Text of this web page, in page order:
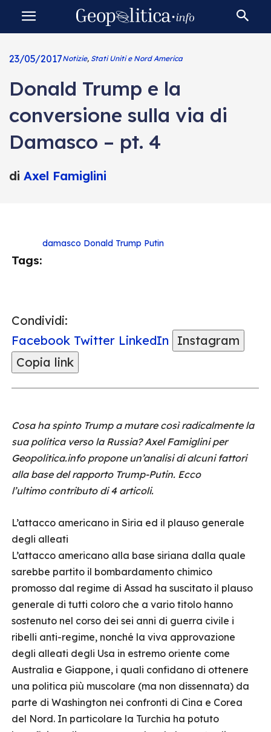
23/05/2017Notizie, Stati Uniti e Nord America
Donald Trump e la
conversione sulla via di
Damasco – pt. 4
di Axel Famiglini
Tags:
damasco Donald Trump Putin
Condividi:
Facebook Twitter LinkedIn
Instagram
Copia link
Cosa ha spinto Trump a mutare così radicalmente la
sua politica verso la Russia? Axel Famiglini per
Geopolitica.info propone un’analisi di alcuni fattori
alla base del rapporto Trump-Putin. Ecco
l’ultimo contributo di 4 articoli.
L’attacco americano in Siria ed il plauso generale
degli alleati
L’attacco americano alla base siriana dalla quale
sarebbe partito il bombardamento chimico
promosso dal regime di Assad ha suscitato il plauso
generale di tutti coloro che a vario titolo hanno
sostenuto nel corso dei sei anni di guerra civile i
ribelli anti-regime, nonché la viva approvazione
degli alleati degli Usa in estremo oriente come
Australia e Giappone, i quali confidano di ottenere
una politica più muscolare (ma non dissennata) da
parte di Washington nei confronti di Cina e Corea
del Nord. In particolare la Turchia ha potuto